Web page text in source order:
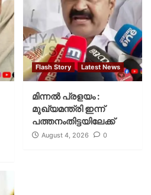
Flash Story Latest News
മിന്നല്‍ പ്രളയം :
മുഖ്യമന്ത്രി ഇന്ന്
പത്തനംതിട്ടയിലേക്ക്
August 4, 2026 0